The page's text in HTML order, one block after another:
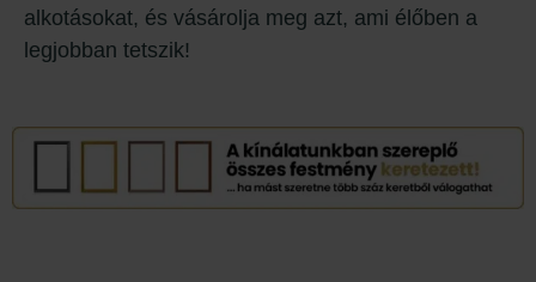
alkotásokat, és vásárolja meg azt, ami élőben a
legjobban tetszik!